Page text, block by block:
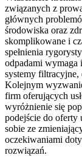
związanych z
głównych
środowiska oraz
skomplikowane i
spełnienia
odpadami wymaga
systemy filtracyjne,
Kolejnym
firm oferujących
wyróżnienie się
podejście do oferty
sobie ze
oczekiwaniami
rozwiązań.